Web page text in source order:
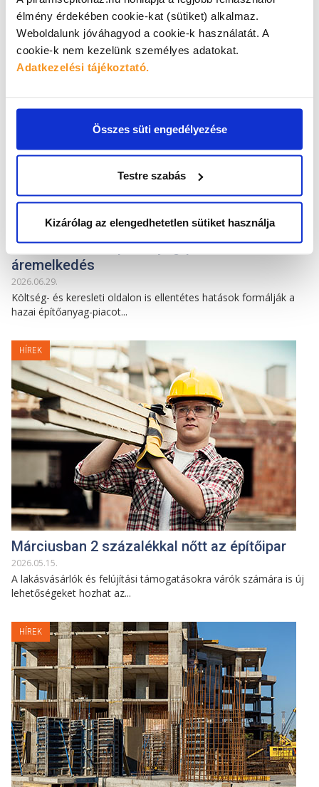
élmény érdekében cookie-kat (sütiket) alkalmaz.
Weboldalunk jóváhagyod a cookie-k használatát. A
cookie-k nem kezelünk személyes adatokat.
Adatkezelési tájékoztató.
Összes süti engedélyezése
Testre szabás
Kizárólag az elengedhetetlen sütiket használja
munkavédelmi fejlesztést..
HÍREK
Borúra derű az építőanyag-piacon: nincs extra
áremelkedés
2026.06.29.
Költség- és keresleti oldalon is ellentétes hatások formálják a
hazai építőanyag-piacot...
HÍREK
Márciusban 2 százalékkal nőtt az építőipar
2026.05.15.
A lakásvásárlók és felújítási támogatásokra várók számára is új
lehetőségeket hozhat az...
HÍREK